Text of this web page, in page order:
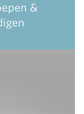
&